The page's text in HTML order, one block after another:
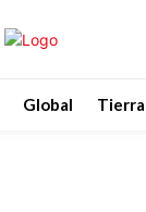
Global